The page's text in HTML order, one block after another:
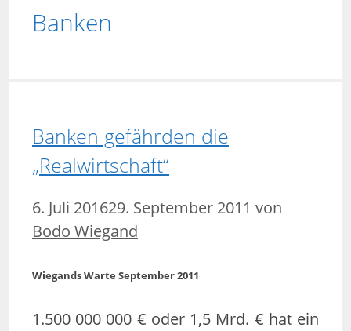
Banken
Banken gefährden die
„Realwirtschaft“
6. Juli 201629. September 2011 von
Bodo Wiegand
Wiegands Warte September 2011
1.500 000 000 € oder 1,5 Mrd. € hat ein